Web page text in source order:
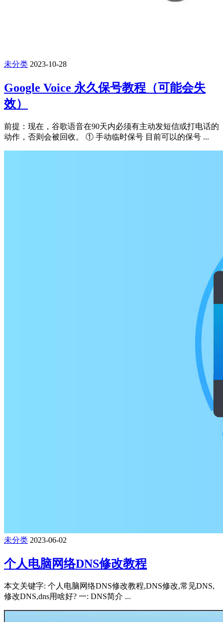
未分类 2023-10-28
Google Voice 永久保号教程（可能会失
效）
前提：现在，谷歌语音在90天内必须有主动发短信或打电话的
动作，否则会被回收。 ① 手动临时保号 目前可以的保号 ...
未分类 2023-06-02
个人电脑网络DNS修改教程
本文关键字: 个人电脑网络DNS修改教程,DNS修改,常见DNS,
修改DNS,dns用啥好? 一: DNS简介 ...